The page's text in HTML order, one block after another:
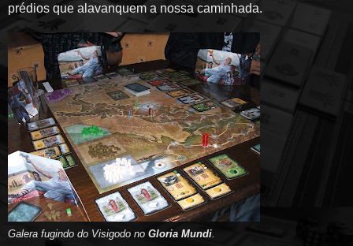
prédios que alavanquem a nossa caminhada.
Galera fugindo do Visigodo no Gloria Mundi